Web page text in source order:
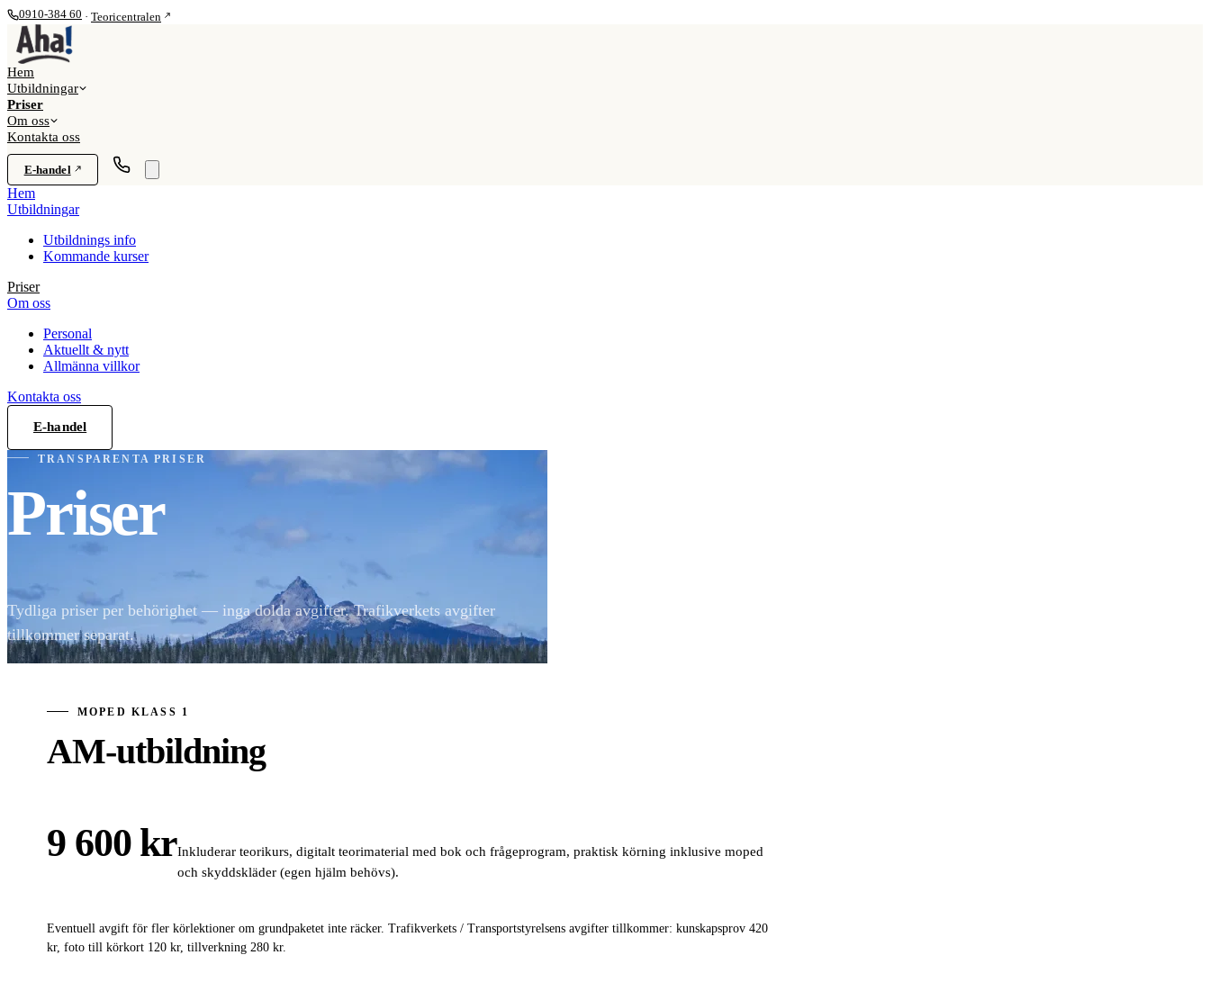
0910-384 60 · Teoricentralen
Hem
Utbildningar
Priser
Om oss
Kontakta oss
E-handel
Hem
Utbildningar
Utbildnings info
Kommande kurser
Priser
Om oss
Personal
Aktuellt & nytt
Allmänna villkor
Kontakta oss
E-handel
TRANSPARENTA PRISER
Priser
Tydliga priser per behörighet — inga dolda avgifter. Trafikverkets avgifter
tillkommer separat.
MOPED KLASS 1
AM-utbildning
9 600 krInkluderar teorikurs, digitalt teorimaterial med bok och frågeprogram, praktisk körning inklusive moped
och skyddskläder (egen hjälm behövs).
Eventuell avgift för fler körlektioner om grundpaketet inte räcker. Trafikverkets / Transportstyrelsens avgifter tillkommer: kunskapsprov 420
kr, foto till körkort 120 kr, tillverkning 280 kr.